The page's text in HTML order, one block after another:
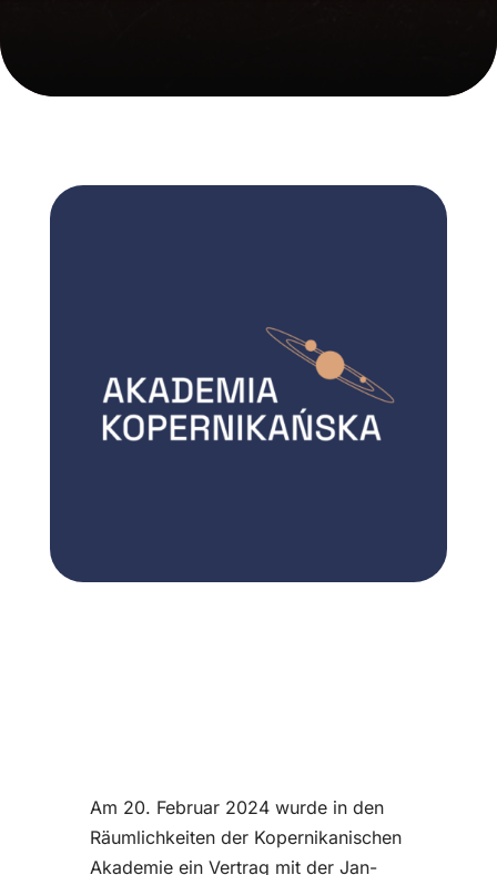
Am 20. Februar 2024 wurde in den
Räumlichkeiten der Kopernikanischen
Akademie ein Vertrag mit der Jan-